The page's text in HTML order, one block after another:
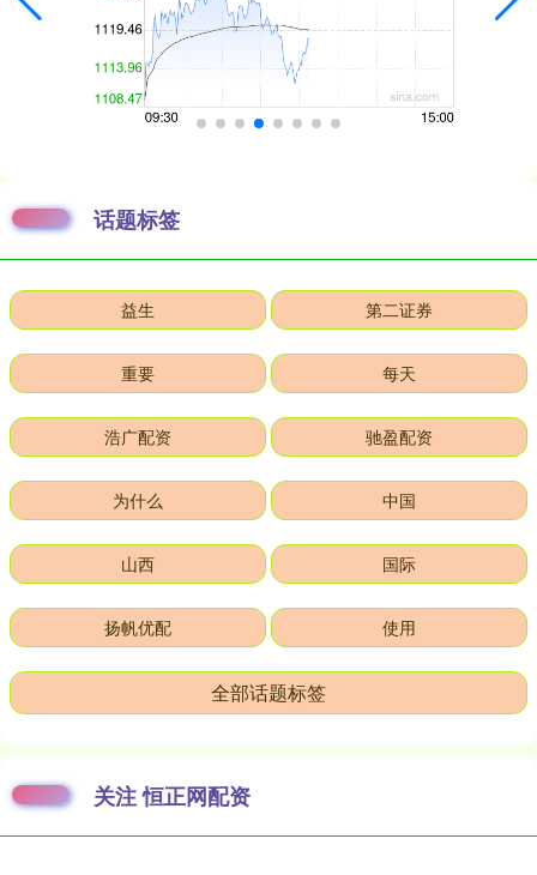
话题标签
益生 第二证券
重要 每天
浩广配资 驰盈配资
为什么 中国
山西 国际
扬帆优配 使用
全部话题标签
关注 恒正网配资